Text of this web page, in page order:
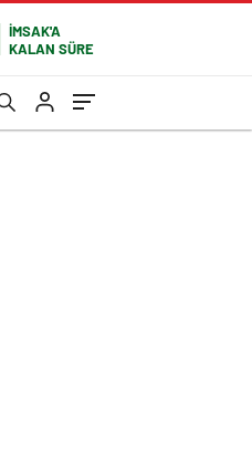
İMSAK'A
KALAN SÜRE